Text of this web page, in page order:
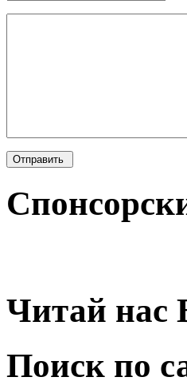
Читай нас
Поиск по